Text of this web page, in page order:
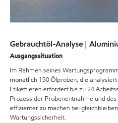
Gebrauchtöl-Analyse |
Ausgangssituation
Im Rahmen seines
monatlich 150 Ölproben, die
Etikettieren erfordert bis zu 24
Prozess der Probenentnahme und
effizienter zu machen bei
Wartungssicherheit.